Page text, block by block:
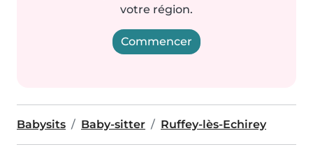
votre région.
Commencer
Babysits Baby-sitter Ruffey-lès-Echirey